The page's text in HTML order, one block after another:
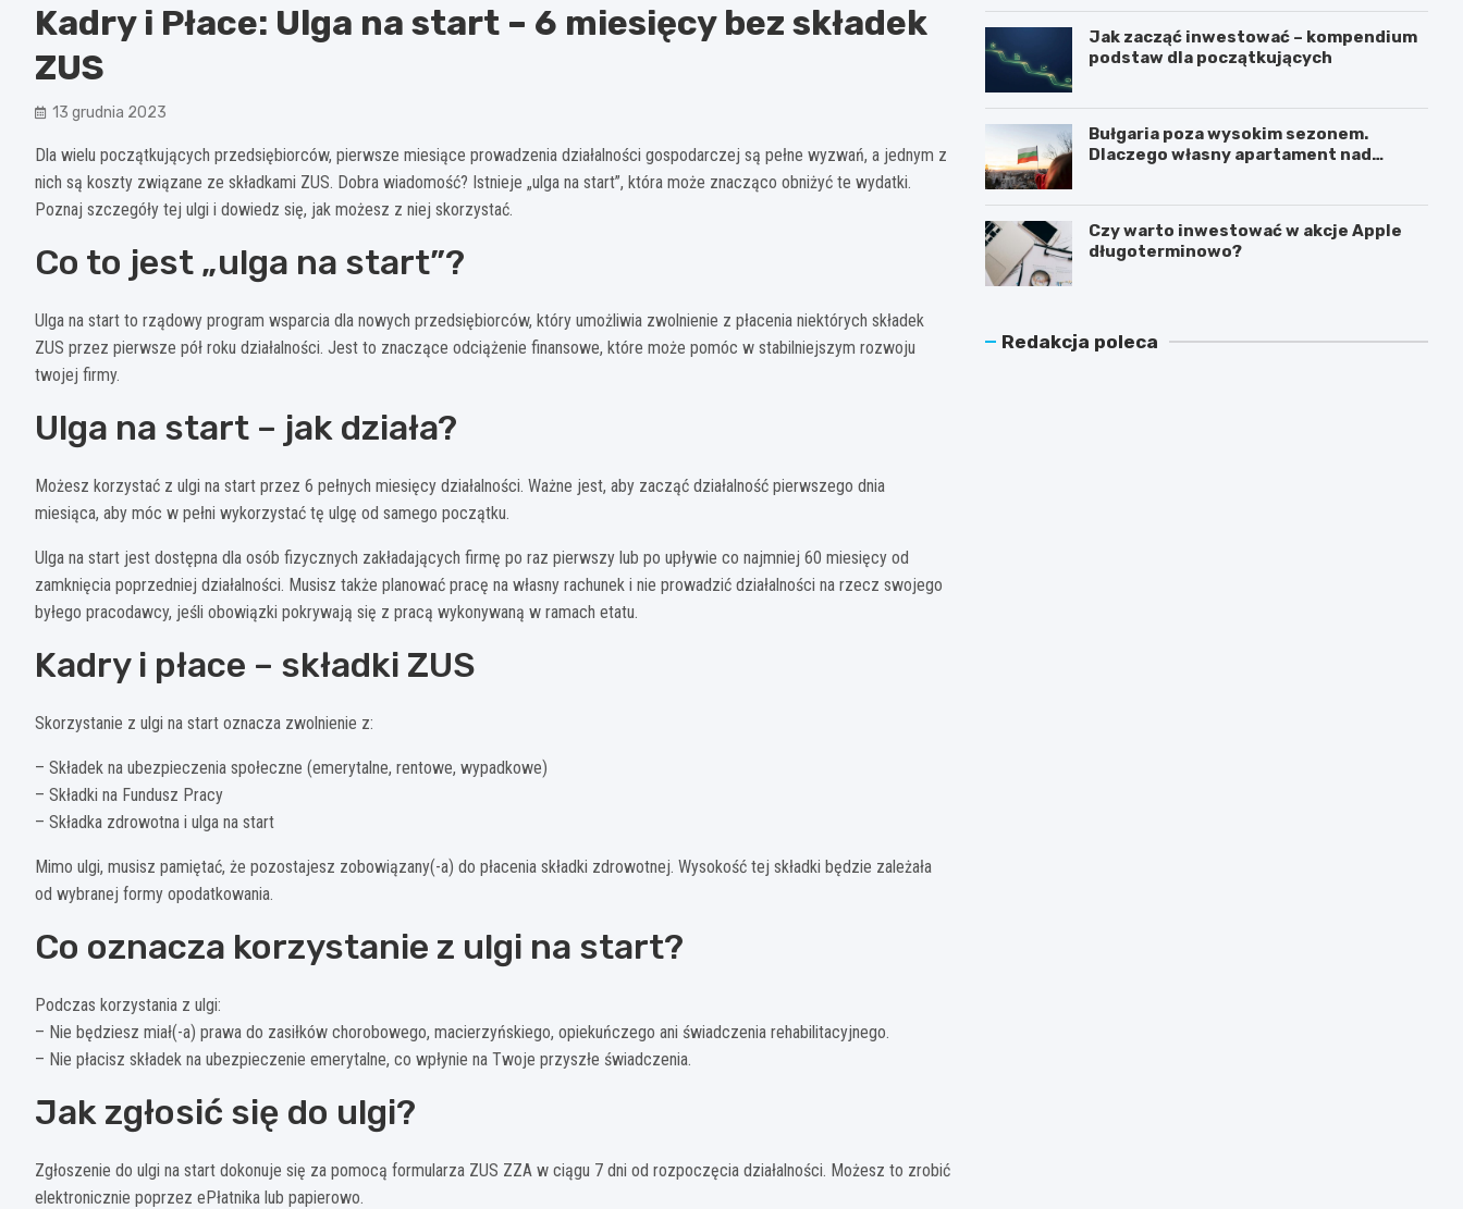
Kadry i Płace: Ulga na start – 6 miesięcy bez składek
ZUS
13 grudnia 2023
Dla wielu początkujących przedsiębiorców, pierwsze miesiące prowadzenia działalności gospodarczej są pełne wyzwań, a jednym z
nich są koszty związane ze składkami ZUS. Dobra wiadomość? Istnieje „ulga na start”, która może znacząco obniżyć te wydatki.
Poznaj szczegóły tej ulgi i dowiedz się, jak możesz z niej skorzystać.
Co to jest „ulga na start”?
Ulga na start to rządowy program wsparcia dla nowych przedsiębiorców, który umożliwia zwolnienie z płacenia niektórych składek
ZUS przez pierwsze pół roku działalności. Jest to znaczące odciążenie finansowe, które może pomóc w stabilniejszym rozwoju
twojej firmy.
Ulga na start – jak działa?
Możesz korzystać z ulgi na start przez 6 pełnych miesięcy działalności. Ważne jest, aby zacząć działalność pierwszego dnia
miesiąca, aby móc w pełni wykorzystać tę ulgę od samego początku.
Ulga na start jest dostępna dla osób fizycznych zakładających firmę po raz pierwszy lub po upływie co najmniej 60 miesięcy od
zamknięcia poprzedniej działalności. Musisz także planować pracę na własny rachunek i nie prowadzić działalności na rzecz swojego
byłego pracodawcy, jeśli obowiązki pokrywają się z pracą wykonywaną w ramach etatu.
Kadry i płace – składki ZUS
Skorzystanie z ulgi na start oznacza zwolnienie z:
– Składek na ubezpieczenia społeczne (emerytalne, rentowe, wypadkowe)
– Składki na Fundusz Pracy
– Składka zdrowotna i ulga na start
Mimo ulgi, musisz pamiętać, że pozostajesz zobowiązany(-a) do płacenia składki zdrowotnej. Wysokość tej składki będzie zależała
od wybranej formy opodatkowania.
Co oznacza korzystanie z ulgi na start?
Podczas korzystania z ulgi:
– Nie będziesz miał(-a) prawa do zasiłków chorobowego, macierzyńskiego, opiekuńczego ani świadczenia rehabilitacyjnego.
– Nie płacisz składek na ubezpieczenie emerytalne, co wpłynie na Twoje przyszłe świadczenia.
Jak zgłosić się do ulgi?
Zgłoszenie do ulgi na start dokonuje się za pomocą formularza ZUS ZZA w ciągu 7 dni od rozpoczęcia działalności. Możesz to zrobić
elektronicznie poprzez ePłatnika lub papierowo.
Jak zacząć inwestować – kompendium
podstaw dla początkujących
Bułgaria poza wysokim sezonem.
Dlaczego własny apartament nad
Czy warto inwestować w akcje Apple
długoterminowo?
Redakcja poleca